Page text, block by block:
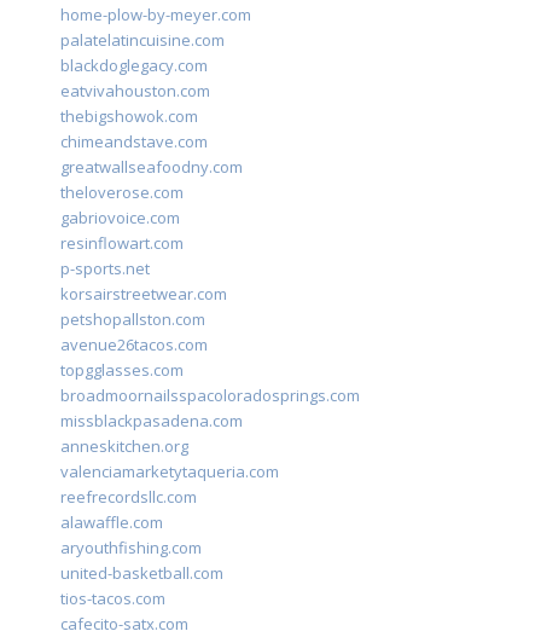
home-plow-by-meyer.com
palatelatincuisine.com
blackdoglegacy.com
eatvivahouston.com
thebigshowok.com
chimeandstave.com
greatwallseafoodny.com
theloverose.com
gabriovoice.com
resinflowart.com
p-sports.net
korsairstreetwear.com
petshopallston.com
avenue26tacos.com
topgglasses.com
broadmoornailsspacoloradosprings.com
missblackpasadena.com
anneskitchen.org
valenciamarketytaqueria.com
reefrecordsllc.com
alawaffle.com
aryouthfishing.com
united-basketball.com
tios-tacos.com
cafecito-satx.com